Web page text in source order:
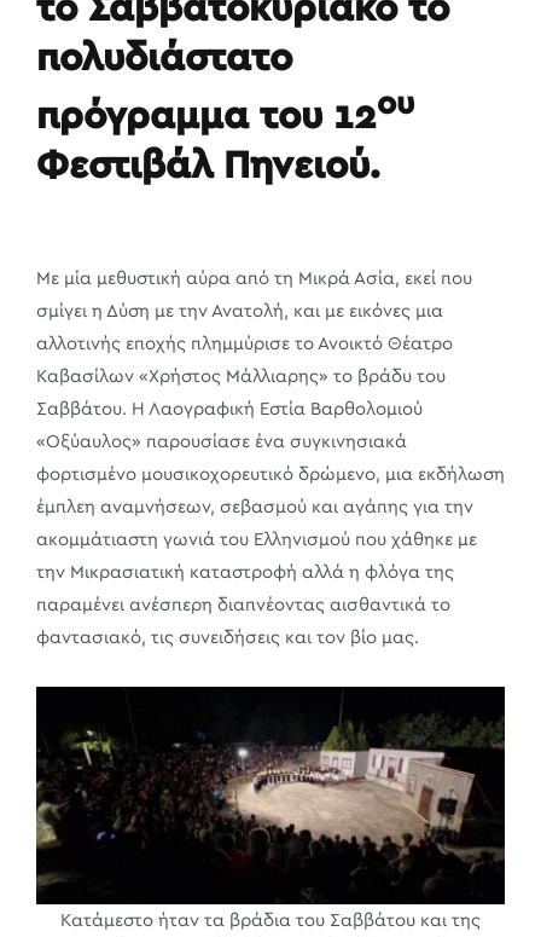
το Σαββατοκύριακο το
πολυδιάστατο
πρόγραμμα του 12ου
Φεστιβάλ Πηνειού.
Με μία μεθυστική αύρα από τη Μικρά Ασία, εκεί που
σμίγει η Δύση με την Ανατολή, και με εικόνες μια
αλλοτινής εποχής πλημμύρισε το Ανοικτό Θέατρο
Καβασίλων «Χρήστος Μάλλιαρης» το βράδυ του
Σαββάτου. Η Λαογραφική Εστία Βαρθολομιού
«Οξύαυλος» παρουσίασε ένα συγκινησιακά
φορτισμένο μουσικοχορευτικό δρώμενο, μια εκδήλωση
έμπλεη αναμνήσεων, σεβασμού και αγάπης για την
ακομμάτιαστη γωνιά του Ελληνισμού που χάθηκε με
την Μικρασιατική καταστροφή αλλά η φλόγα της
παραμένει ανέσπερη διαπνέοντας αισθαντικά το
φαντασιακό, τις συνειδήσεις και τον βίο μας.
Κατάμεστο ήταν τα βράδια του Σαββάτου και της